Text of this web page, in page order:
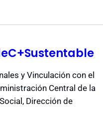
y Vinculación con el
Central de la
Dirección de